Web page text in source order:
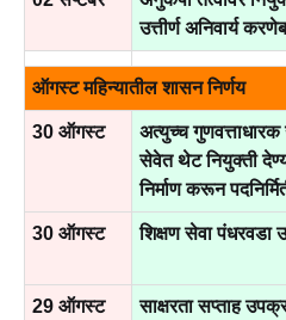
उत्तीर्ण अनिवार्य
ऑगस्ट महिन्यातील शासन निर्णय
30 ऑगस्ट
अत्युच्च
सेवेत थेट नियुक्ती
निर्माण करून
30 ऑगस्ट शिक्षण सेवा पंधरवडा
29 ऑगस्ट साक्षरता सप्ताह